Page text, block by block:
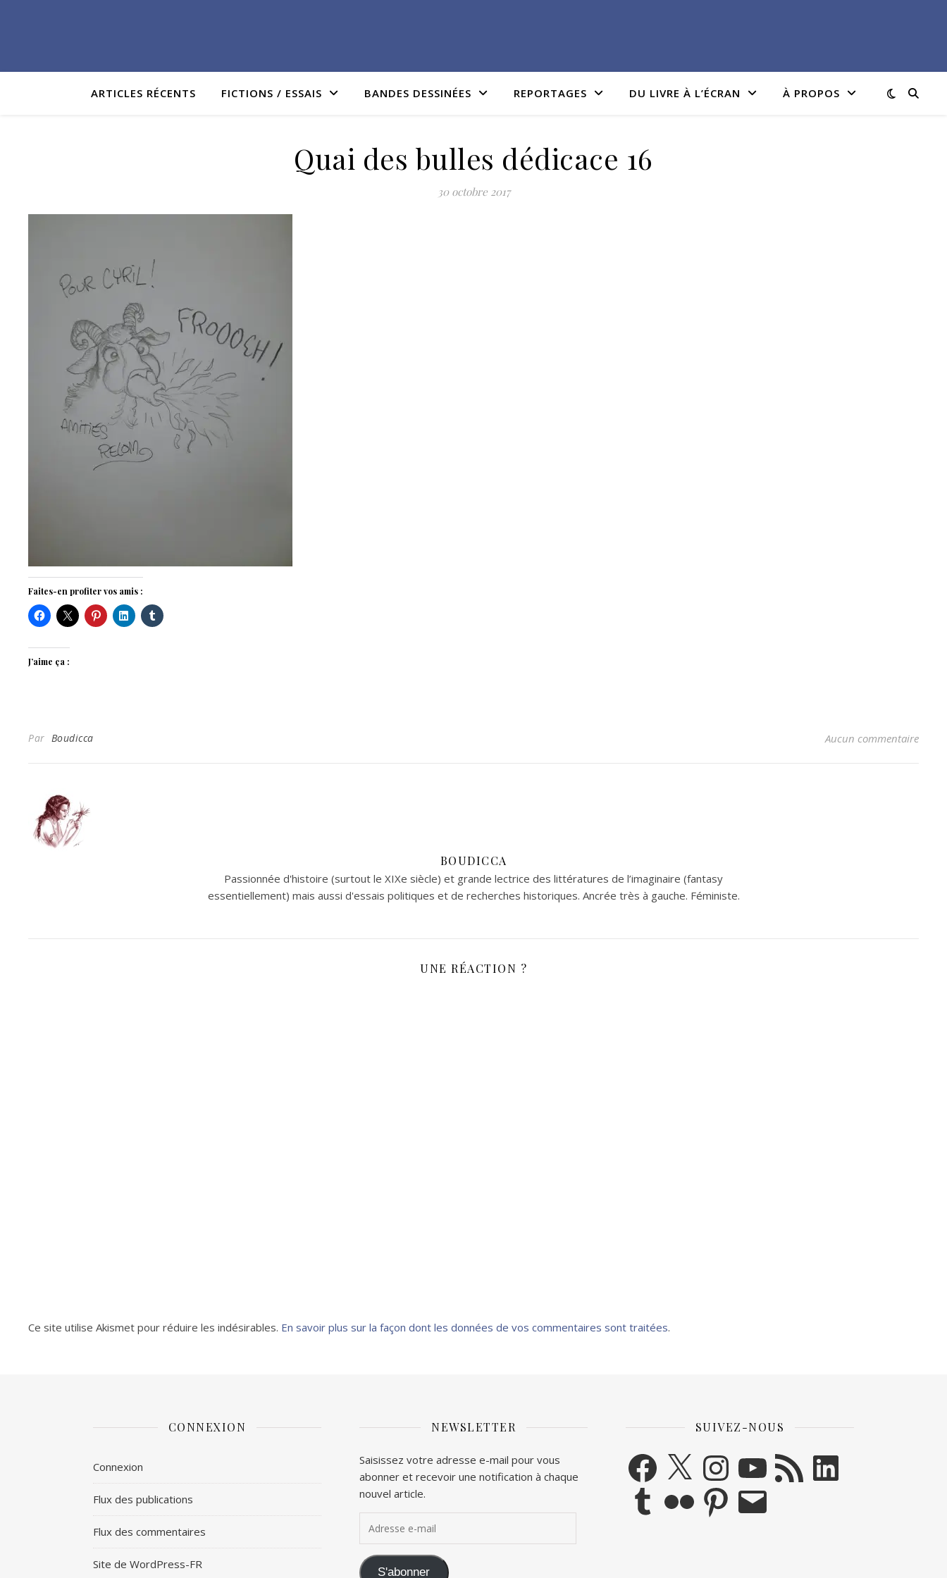
ARTICLES RÉCENTS FICTIONS / ESSAIS BANDES DESSINÉES REPORTAGES DU LIVRE À L’ÉCRAN À PROPOS
Quai des bulles dédicace 16
30 octobre 2017
Faites-en profiter vos amis :
J’aime ça :
Par Boudicca Aucun commentaire
BOUDICCA
Passionnée d'histoire (surtout le XIXe siècle) et grande lectrice des littératures de l’imaginaire (fantasy
essentiellement) mais aussi d'essais politiques et de recherches historiques. Ancrée très à gauche. Féministe.
UNE RÉACTION ?
Ce site utilise Akismet pour réduire les indésirables. En savoir plus sur la façon dont les données de vos commentaires sont traitées.
CONNEXION
Connexion
Flux des publications
Flux des commentaires
Site de WordPress-FR
NEWSLETTER
Saisissez votre adresse e-mail pour vous
abonner et recevoir une notification à chaque
nouvel article.
S'abonner
SUIVEZ-NOUS
Facebook
X InstagramYouTubeFlux RSSLinkedIn
Tumblr PinterestE-mail